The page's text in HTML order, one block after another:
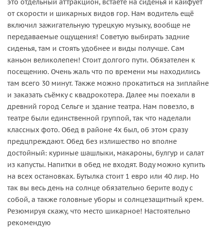
это отдельный аттракцион, встаёте на сиденья и кайфует
от скорости и шикарных видов гор. Нам водитель ещё
включил зажигательную турецкую музыку, вообще не
передаваемые ощущения! Советую выбирать задние
сиденья, там и стоять удобнее и виды получше. Сам
каньон великолепен! Стоит долгого пути. Обязателен к
посещению. Очень жаль что по времени мы находились
там всего 30 минут. Также можно прокатиться на зиплайне
и заказать съёмку с квадрокотера. Далее мы поехали в
древний город Сельге и здание театра. Нам повезло, в
театре были единственной группой, так что наделали
классных фото. Обед в районе 4х был, об этом сразу
предцпреждают. Обед без излишество но вполне
достойный: куриные шашлыки, макароны, булгур и салат
из капусты. Напитки в обед не входят. Воду можно купить
на всех остановках. Бутылка стоит 1 евро или 40 лир. Но
так вы весь день на солнце обязательно берите воду с
собой, а также головные уборы и солнцезащитный крем.
Резюмируя скажу, что место шикарное! Настоятельно
рекомендую